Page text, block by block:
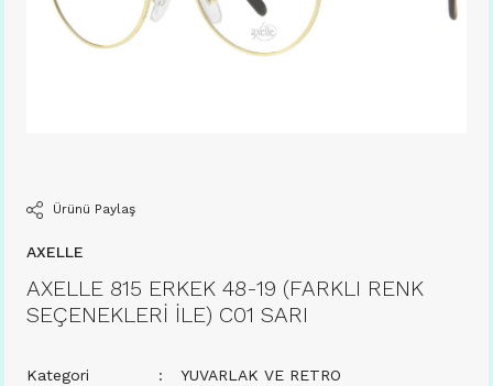
Ürünü Paylaş
AXELLE
AXELLE 815 ERKEK 48-19 (FARKLI RENK
SEÇENEKLERİ İLE) C01 SARI
Kategori
YUVARLAK VE RETRO